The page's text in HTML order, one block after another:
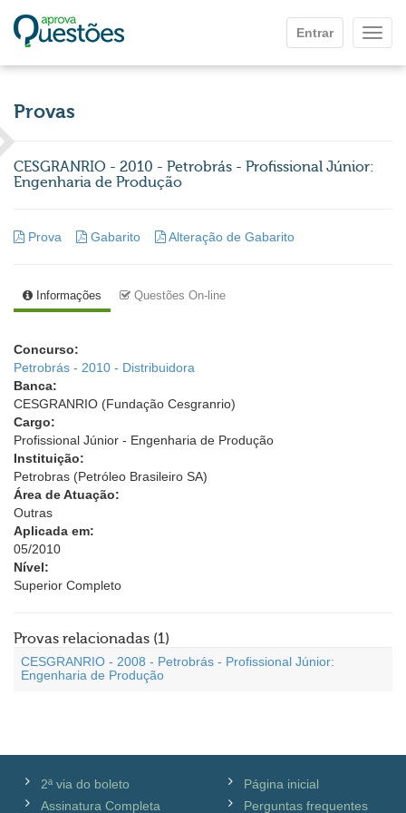
Entrar
Provas
CESGRANRIO - 2010 - Petrobrás - Profissional Júnior:
Engenharia de Produção
Prova Gabarito Alteração de Gabarito
Informações Questões On-line
Concurso:
Petrobrás - 2010 - Distribuidora
Banca:
CESGRANRIO (Fundação Cesgranrio)
Cargo:
Profissional Júnior - Engenharia de Produção
Instituição:
Petrobras (Petróleo Brasileiro SA)
Área de Atuação:
Outras
Aplicada em:
05/2010
Nível:
Superior Completo
Provas relacionadas (1)
CESGRANRIO - 2008 - Petrobrás - Profissional Júnior:
Engenharia de Produção
2ª via do boleto
Assinatura Completa
Página inicial
Perguntas frequentes